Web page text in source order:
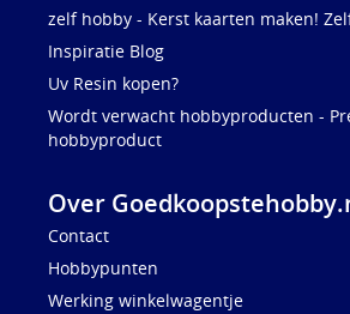
zelf hobby - Kerst kaarten maken!
Inspiratie Blog
Uv Resin kopen?
Wordt verwacht hobbyproducten -
hobbyproduct
Over
Contact
Hobbypunten
Werking winkelwagentje